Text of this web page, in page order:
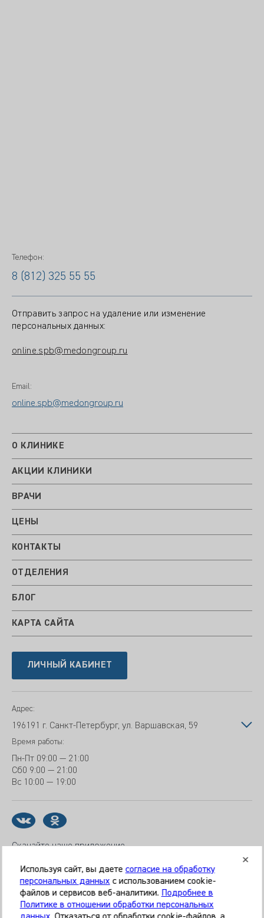
Телефон:
8 (812) 325 55 55
Отправить запрос на удаление или изменение
персональных данных:
online.spb@medongroup.ru
Email:
online.spb@medongroup.ru
О КЛИНИКЕ
АКЦИИ КЛИНИКИ
ВРАЧИ
ЦЕНЫ
КОНТАКТЫ
ОТДЕЛЕНИЯ
БЛОГ
КАРТА САЙТА
ЛИЧНЫЙ КАБИНЕТ
Адрес:
196191 г. Санкт-Петербург, ул. Варшавская, 59
Время работы:
Пн-Пт 09:00 — 21:00
Сб0 9:00 — 21:00
Вс 10:00 — 19:00
Скачайте наше приложение
© 2026 Клиника «МЕДИКАЛ ОН ГРУП»
Все права защищены
Используя сайт, вы даете согласие на обработку
персональных данныхс использованием cookie-
файлов и сервисов веб-аналитики. Подробнее в
Политике в отношении обработки персональных